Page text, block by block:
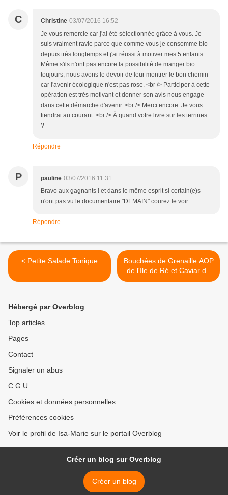
C Christine 03/07/2016 16:52
Je vous remercie car j'ai été sélectionnée grâce à vous. Je
suis vraiment ravie parce que comme vous je consomme bio
depuis très longtemps et j'ai réussi à motiver mes 5 enfants.
Même s'ils n'ont pas encore la possibilité de manger bio
toujours, nous avons le devoir de leur montrer le bon chemin
car l'avenir écologique n'est pas rose. <br /> Participer à cette
opération est très motivant et donner son avis nous engage
dans cette démarche d'avenir. <br /> Merci encore. Je vous
tiendrai au courant. <br /> À quand votre livre sur les terrines
?
Répondre
P pauline 03/07/2016 11:31
Bravo aux gagnants ! et dans le même esprit si certain(e)s
n'ont pas vu le documentaire "DEMAIN" courez le voir...
Répondre
< Petite Salade Tonique
Bouchées de Grenaille AOP
de l'Ile de Ré et Caviar de
Neuvic >
Hébergé par Overblog
Top articles
Pages
Contact
Signaler un abus
C.G.U.
Cookies et données personnelles
Préférences cookies
Voir le profil de Isa-Marie sur le portail Overblog
Créer un blog sur Overblog
Créer un blog